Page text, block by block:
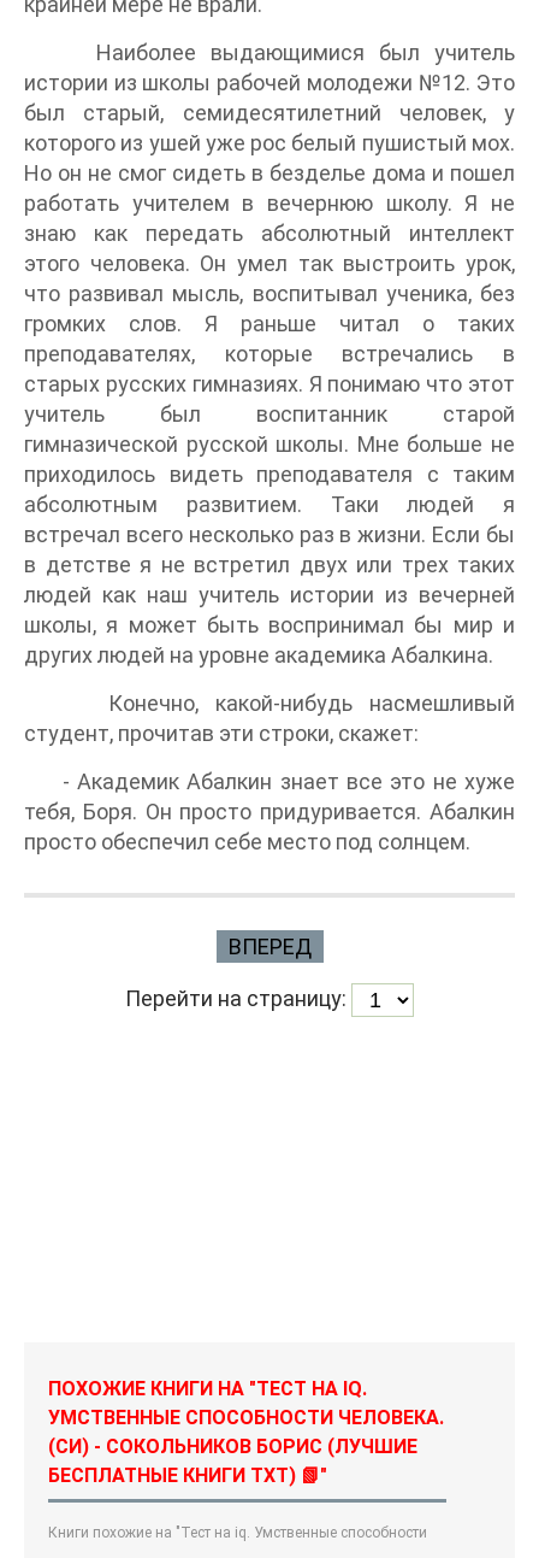
Наиболее выдающимися был учитель
истории из школы рабочей молодежи №12. Это
был старый, семидесятилетний человек, у
которого из ушей уже рос белый пушистый мох.
Но он не смог сидеть в безделье дома и пошел
работать учителем в вечернюю школу. Я не
знаю как передать абсолютный интеллект
этого человека. Он умел так выстроить урок,
что развивал мысль, воспитывал ученика, без
громких слов. Я раньше читал о таких
преподавателях, которые встречались в
старых русских гимназиях. Я понимаю что этот
учитель был воспитанник старой
гимназической русской школы. Мне больше не
приходилось видеть преподавателя с таким
абсолютным развитием. Таки людей я
встречал всего несколько раз в жизни. Если бы
в детстве я не встретил двух или трех таких
людей как наш учитель истории из вечерней
школы, я может быть воспринимал бы мир и
других людей на уровне академика Абалкина.
Конечно, какой-нибудь насмешливый
студент, прочитав эти строки, скажет:
- Академик Абалкин знает все это не хуже
тебя, Боря. Он просто придуривается. Абалкин
просто обеспечил себе место под солнцем.
ВПЕРЕД
Перейти на страницу:
ПОХОЖИЕ КНИГИ НА "ТЕСТ НА IQ.
УМСТВЕННЫЕ СПОСОБНОСТИ ЧЕЛОВЕКА.
(СИ) - СОКОЛЬНИКОВ БОРИС (ЛУЧШИЕ
БЕСПЛАТНЫЕ КНИГИ TXT) 📗"
Книги похожие на "Тест на iq. Умственные способности